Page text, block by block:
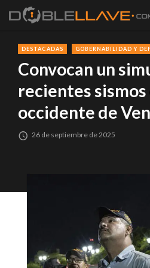
DESTACADAS GOBERNABILIDAD Y
Convocan un
recientes sismos
occidente de
26 de septiembre de 2025